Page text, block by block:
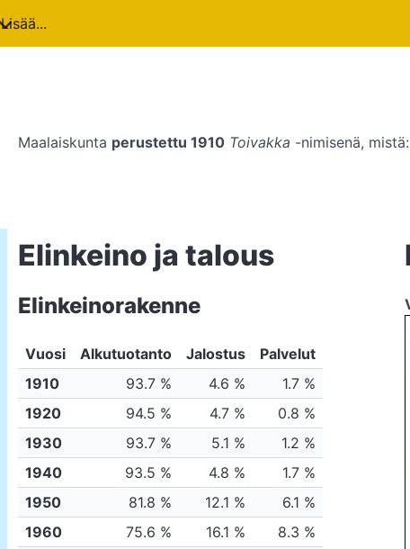
Lisää...
Maalaiskunta perustettu 1910 Toivakka -nimisenä,
Elinkeino ja talous
Elinkeinorakenne
Vuosi Alkutuotanto Jalostus
Palvelut
1910
93.7 % 4.6 %
1.7 %
1920
94.5 % 4.7 %
0.8 %
1930
93.7 % 5.1 %
1.2 %
1940
93.5 % 4.8 %
1.7 %
1950
81.8 % 12.1 %
6.1 %
1960
75.6 % 16.1 %
8.3 %